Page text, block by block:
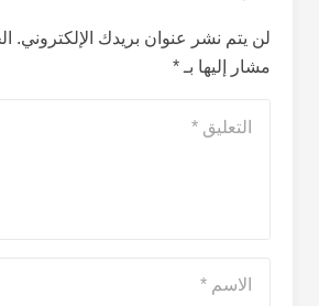
لن يتم نشر عنوان بريدك الإلكتروني.
مشار إليها بـ *